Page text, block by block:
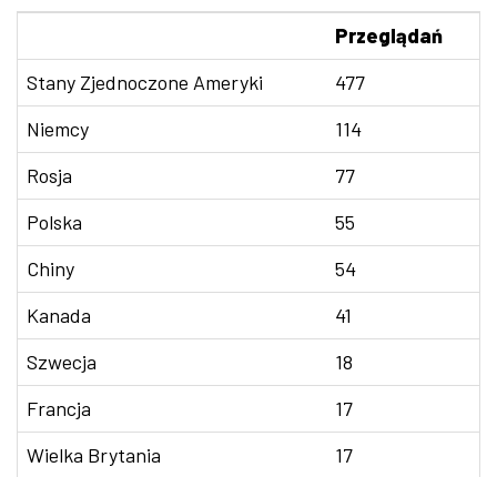
Przeglądań
Stany Zjednoczone Ameryki
477
Niemcy
114
Rosja
77
Polska
55
Chiny
54
Kanada
41
Szwecja
18
Francja
17
Wielka Brytania
17